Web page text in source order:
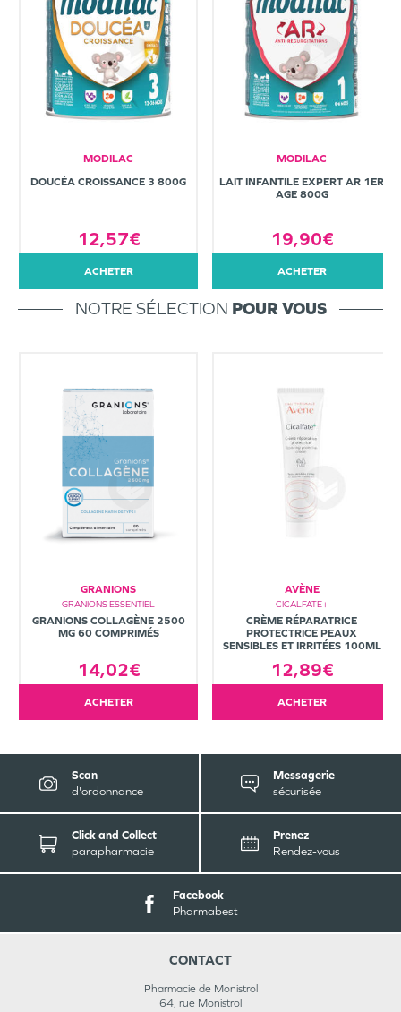
MODILAC
DOUCÉA CROISSANCE 3 800G
12,57€
ACHETER
MODILAC
LAIT INFANTILE EXPERT AR 1ER
AGE 800G
19,90€
ACHETER
NOTRE SÉLECTION POUR VOUS
GRANIONS
GRANIONS ESSENTIEL
GRANIONS COLLAGÈNE 2500
MG 60 COMPRIMÉS
14,02€
ACHETER
AVÈNE
CICALFATE+
CRÈME RÉPARATRICE
PROTECTRICE PEAUX
SENSIBLES ET IRRITÉES 100ML
12,89€
ACHETER
Scan
d'ordonnance
Messagerie
sécurisée
Click and Collect
parapharmacie
Prenez
Rendez-vous
Facebook
Pharmabest
CONTACT
Pharmacie de Monistrol
64, rue Monistrol